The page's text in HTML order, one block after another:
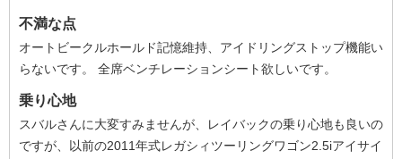
不満な点
オートビークルホールド記憶維持、アイドリングストップ機能い
らないです。 全席ベンチレーションシート欲しいです。
乗り心地
スバルさんに大変すみませんが、レイバックの乗り心地も良いの
ですが、以前の2011年式レガシィツーリングワゴン2.5iアイサイ